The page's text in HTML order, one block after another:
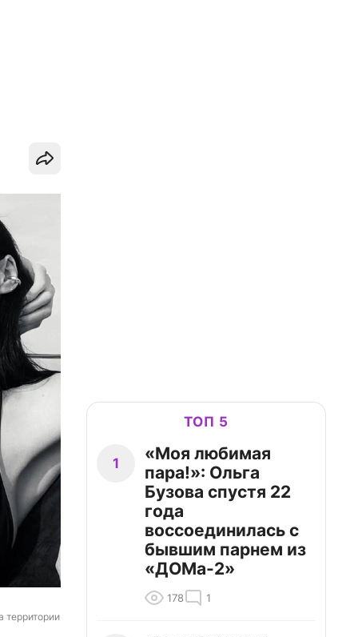
территории
ТОП 5
1
«Моя любимая
пара!»: Ольга
Бузова спустя 22
года
воссоединилась с
бывшим парнем из
«ДОМа-2»
178 1